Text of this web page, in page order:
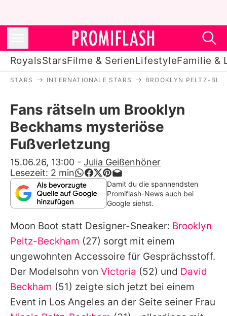
RoyalsStarsFilme & SerienLifestyleFamilie &
Stars
Filme & Serien
Lifestyle
Familie & Liebe
Promiflash Exklusiv
Alle Themen auf Promiflash
Jobs
App runterladen
Team
STARS INTERNATIONALE STARS BROOKLYN PELTZ-
Fans rätseln um Brooklyn
Beckhams mysteriöse
Fußverletzung
15.06.26, 13:00 - Julia Geißenhöner
Lesezeit: 2 min
Damit du die spannendsten
Promiflash-News auch bei
Google siehst.
Moon Boot statt Designer-Sneaker: Brooklyn
Peltz-Beckham (27) sorgt mit einem
ungewohnten Accessoire für Gesprächsstoff.
Der Modelsohn von Victoria (52) und David
Beckham (51) zeigte sich jetzt bei einem
Event in Los Angeles an der Seite seiner Frau